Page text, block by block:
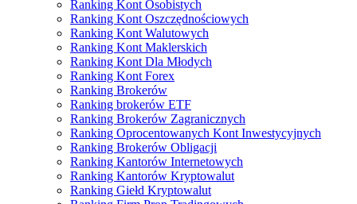
Ranking Kont Osobistych
Ranking Kont Oszczędnościowych
Ranking Kont Walutowych
Ranking Kont Maklerskich
Ranking Kont Dla Młodych
Ranking Kont Forex
Ranking Brokerów
Ranking brokerów ETF
Ranking Brokerów Zagranicznych
Ranking Oprocentowanych Kont Inwestycyjnych
Ranking Brokerów Obligacji
Ranking Kantorów Internetowych
Ranking Kantorów Kryptowalut
Ranking Giełd Kryptowalut